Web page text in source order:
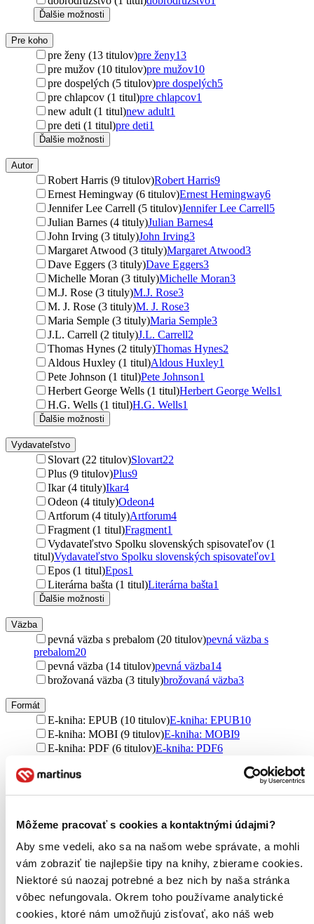
Môžeme pracovať s cookies a kontaktnými údajmi?
Aby sme vedeli, ako sa na našom webe správate, a mohli
vám zobraziť tie najlepšie tipy na knihy, zbierame cookies.
Niektoré sú naozaj potrebné a bez nich by naša stránka
vôbec nefungovala. Okrem toho používame analytické
cookies, ktoré nám umožňujú zisťovať, ako náš web
Ďalšie možnosti
Pre koho
pre ženy (13 titulov)pre ženy13
pre mužov (10 titulov)pre mužov10
pre dospelých (5 titulov)pre dospelých5
pre chlapcov (1 titul)pre chlapcov1
new adult (1 titul)new adult1
pre deti (1 titul)pre deti1
Ďalšie možnosti
Autor
Robert Harris (9 titulov)Robert Harris9
Ernest Hemingway (6 titulov)Ernest Hemingway6
Jennifer Lee Carrell (5 titulov)Jennifer Lee Carrell5
Julian Barnes (4 tituly)Julian Barnes4
John Irving (3 tituly)John Irving3
Margaret Atwood (3 tituly)Margaret Atwood3
Dave Eggers (3 tituly)Dave Eggers3
Michelle Moran (3 tituly)Michelle Moran3
M.J. Rose (3 tituly)M.J. Rose3
M. J. Rose (3 tituly)M. J. Rose3
Maria Semple (3 tituly)Maria Semple3
J.L. Carrell (2 tituly)J.L. Carrell2
Thomas Hynes (2 tituly)Thomas Hynes2
Aldous Huxley (1 titul)Aldous Huxley1
Pete Johnson (1 titul)Pete Johnson1
Herbert George Wells (1 titul)Herbert George Wells1
H.G. Wells (1 titul)H.G. Wells1
Ďalšie možnosti
Vydavateľstvo
Slovart (22 titulov)Slovart22
Plus (9 titulov)Plus9
Ikar (4 tituly)Ikar4
Odeon (4 tituly)Odeon4
Artforum (4 tituly)Artforum4
Fragment (1 titul)Fragment1
Vydavateľstvo Spolku slovenských spisovateľov (1
titul)Vydavateľstvo Spolku slovenských spisovateľov1
Epos (1 titul)Epos1
Literárna bašta (1 titul)Literárna bašta1
Ďalšie možnosti
Väzba
pevná väzba s prebalom (20 titulov)pevná väzba s
prebalom20
pevná väzba (14 titulov)pevná väzba14
brožovaná väzba (3 tituly)brožovaná väzba3
Formát
E-kniha: EPUB (10 titulov)E-kniha: EPUB10
E-kniha: MOBI (9 titulov)E-kniha: MOBI9
E-kniha: PDF (6 titulov)E-kniha: PDF6
(Adobe DRM)
Zoradiť
Bestsellery
Top hodnotené